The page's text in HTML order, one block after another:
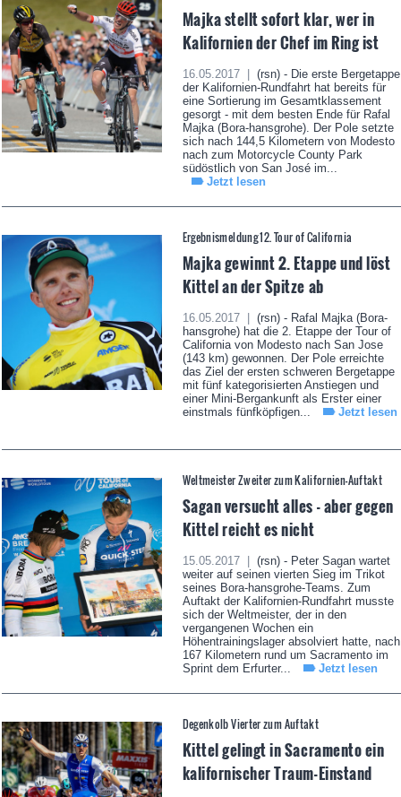
Majka stellt sofort klar, wer in
Kalifornien der Chef im Ring ist
16.05.2017 |
(rsn) - Die erste Bergetappe
der Kalifornien-Rundfahrt hat bereits für
eine Sortierung im Gesamtklassement
gesorgt - mit dem besten Ende für Rafal
Majka (Bora-hansgrohe). Der Pole setzte
sich nach 144,5 Kilometern von Modesto
nach zum Motorcycle County Park
südöstlich von San José im...
Jetzt lesen
Ergebnismeldung 12. Tour of California
Majka gewinnt 2. Etappe und löst
Kittel an der Spitze ab
16.05.2017 |
(rsn) - Rafal Majka (Bora-
hansgrohe) hat die 2. Etappe der Tour of
California von Modesto nach San Jose
(143 km) gewonnen. Der Pole erreichte
das Ziel der ersten schweren Bergetappe
mit fünf kategorisierten Anstiegen und
einer Mini-Bergankunft als Erster einer
einstmals fünfköpfigen...
Jetzt lesen
Weltmeister Zweiter zum Kalifornien-Auftakt
Sagan versucht alles - aber gegen
Kittel reicht es nicht
15.05.2017 |
(rsn) - Peter Sagan wartet
weiter auf seinen vierten Sieg im Trikot
seines Bora-hansgrohe-Teams. Zum
Auftakt der Kalifornien-Rundfahrt musste
sich der Weltmeister, der in den
vergangenen Wochen ein
Höhentrainingslager absolviert hatte, nach
167 Kilometern rund um Sacramento im
Sprint dem Erfurter...
Jetzt lesen
Degenkolb Vierter zum Auftakt
Kittel gelingt in Sacramento ein
kalifornischer Traum-Einstand